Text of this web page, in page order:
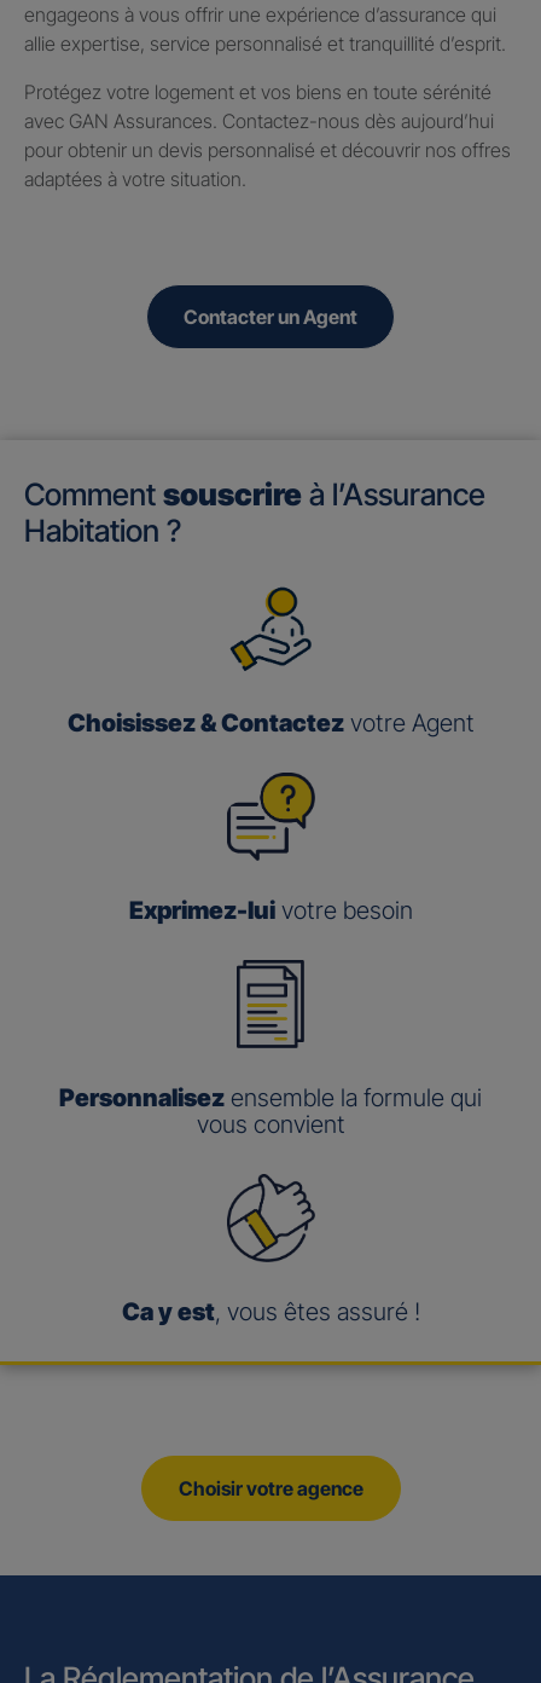
engageons à vous offrir une expérience d’assurance qui
allie expertise, service personnalisé et tranquillité d’esprit.
Protégez votre logement et vos biens en toute sérénité
avec GAN Assurances. Contactez-nous dès aujourd’hui
pour obtenir un devis personnalisé et découvrir nos offres
adaptées à votre situation.
Contacter un Agent
Comment souscrire à l’Assurance
Habitation ?
Choisissez & Contactezvotre Agent
Exprimez-luivotre besoin
Personnalisez ensemble la formule qui
vous convient
Ca y est, vous êtes assuré !
Choisir votre agence